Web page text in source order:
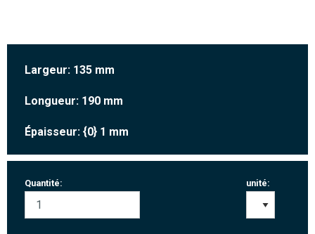
Largeur: 135 mm
Longueur: 190 mm
Épaisseur: {0} 1 mm
Quantité: unité: